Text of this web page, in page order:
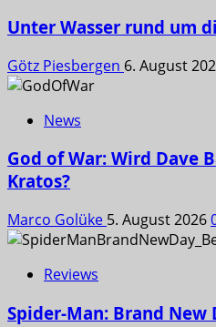
Unter Wasser rund um
Götz Piesbergen 6. August
News
God of War: Wird Dave
Kratos?
Marco Golüke 5. August 2026
Reviews
Spider-Man: Brand New